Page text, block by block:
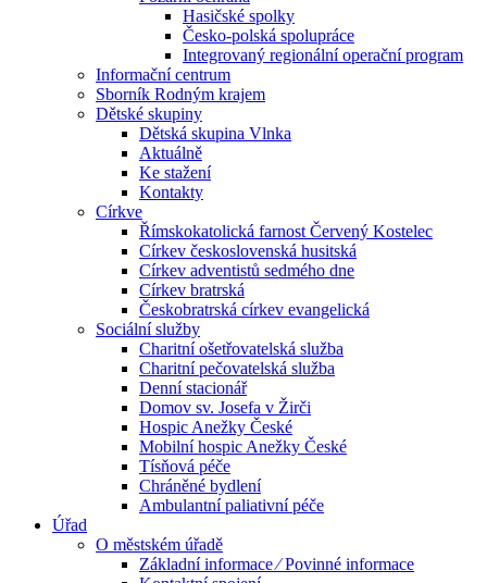
Hasičské spolky
Česko-polská spolupráce
Integrovaný regionální operační program
Informační centrum
Sborník Rodným krajem
Dětské skupiny
Dětská skupina Vlnka
Aktuálně
Ke stažení
Kontakty
Církve
Římskokatolická farnost Červený Kostelec
Církev československá husitská
Církev adventistů sedmého dne
Církev bratrská
Českobratrská církev evangelická
Sociální služby
Charitní ošetřovatelská služba
Charitní pečovatelská služba
Denní stacionář
Domov sv. Josefa v Žirči
Hospic Anežky České
Mobilní hospic Anežky České
Tísňová péče
Chráněné bydlení
Ambulantní paliativní péče
Úřad
O městském úřadě
Základní informace ⁄ Povinné informace